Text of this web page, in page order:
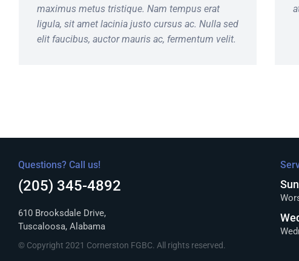
maximus metus tristique. Nam tempus erat
ligula, sit amet lacinia justo cursus ac. Nulla sed
elit faucibus, auctor mauris ac, fermentum velit.
Questions? Call us!
(205) 345-4892
610 Brooksdale Drive,
Tuscaloosa, Alabama
© Copyright 2021 Cornerston FGBC. All rights reserved.